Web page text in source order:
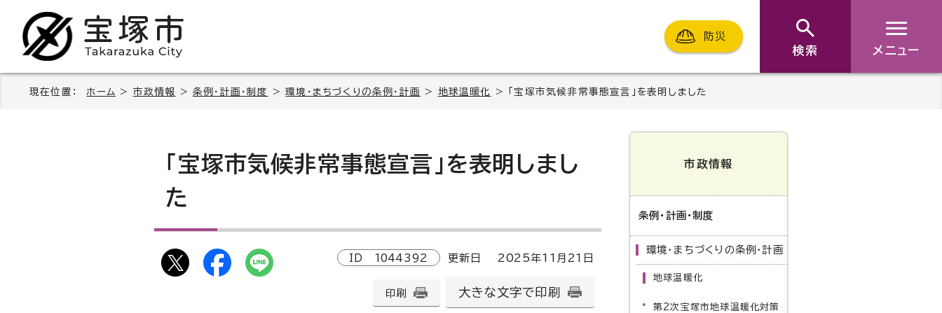
防災
検索 メニュー
現在位置： ホーム > 市政情報 >条例・計画・制度 >環境・まちづくりの条例・計画 > 地球温暖化 > 「宝塚市気候非常事態宣言」を表明しました
「宝塚市気候非常事態宣言」を表明しまし
た
ID 1044392 更新日 2025年11 月 21 日
印刷 大きな文字で印刷
市政情報
条例・計画・制度
環境・まちづくりの条例・計画
地球温暖化
第2次宝塚市地球温暖化対策